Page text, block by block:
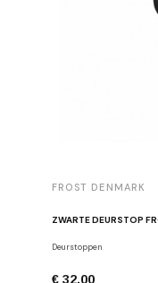
FROST DENMARK
ZWARTE DEURSTOP
Deurstoppen
€ 32,00